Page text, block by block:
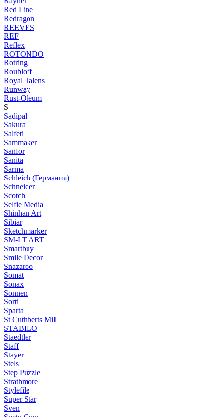
Red Line
Redragon
REEVES
REF
Reflex
ROTONDO
Rotring
Roubloff
Royal Talens
Runway
Rust-Oleum
S
Sadipal
Sakura
Salfeti
Sammaker
Sanfor
Sanita
Sarma
Schleich (Германия)
Schneider
Scotch
Selfie Media
Shinhan Art
Sibiar
Sketchmarker
SM-LT ART
Smartbuy
Smile Decor
Snazaroo
Somat
Sonax
Sonnen
Sorti
Sparta
St Cuthberts Mill
STABILO
Staedtler
Staff
Stayer
Stels
Step Puzzle
Strathmore
Stylefile
Super Star
Sven